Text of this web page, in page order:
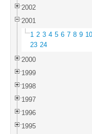
2002
2001
1 2 3 4 5 6 7 8 9 10
23 24
2000
1999
1998
1997
1996
1995